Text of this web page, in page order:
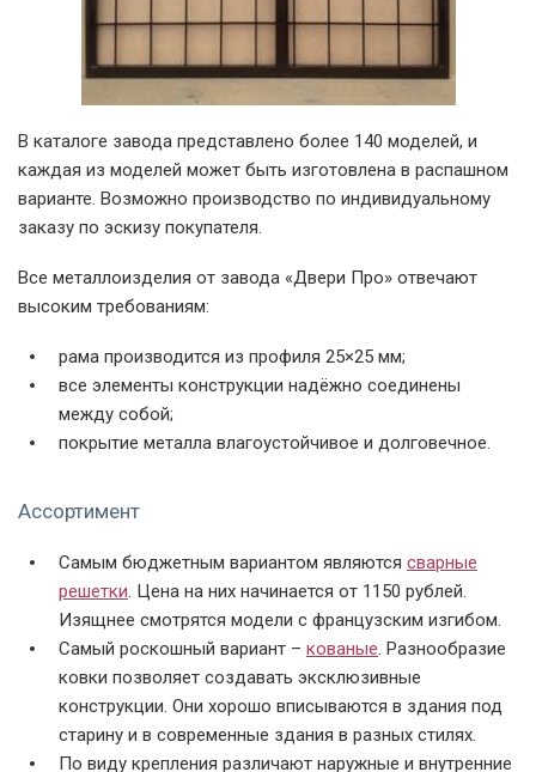
В каталоге завода представлено более 140 моделей, и
каждая из моделей может быть изготовлена в распашном
варианте. Возможно производство по индивидуальному
заказу по эскизу покупателя.
Все металлоизделия от завода «Двери Про» отвечают
высоким требованиям:
рама производится из профиля 25×25 мм;
все элементы конструкции надёжно соединены
между собой;
покрытие металла влагоустойчивое и долговечное.
Ассортимент
Самым бюджетным вариантом являются сварные
решетки. Цена на них начинается от 1150 рублей.
Изящнее смотрятся модели с французским изгибом.
Самый роскошный вариант – кованые. Разнообразие
ковки позволяет создавать эксклюзивные
конструкции. Они хорошо вписываются в здания под
старину и в современные здания в разных стилях.
По виду крепления различают наружные и внутренние